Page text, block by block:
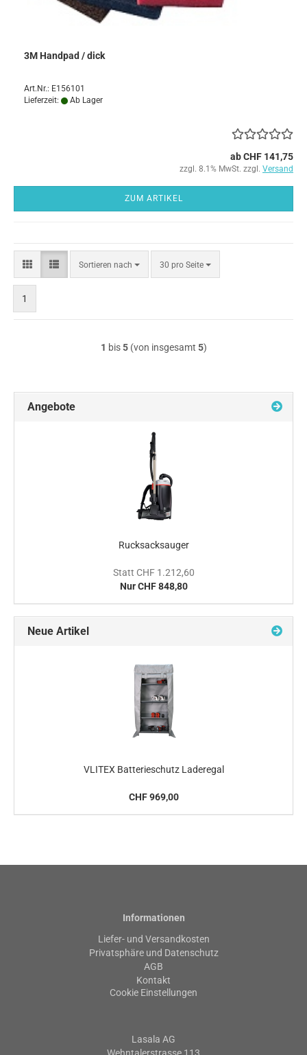
3M Handpad / dick
Art.Nr.: E156101
Lieferzeit:
Ab Lager
ab CHF 141,75
zzgl. 8.1% MwSt. zzgl. Versand
ZUM ARTIKEL
Sortieren nach
Sortieren
nach
30 pro Seite
pro Seite
1
1 bis5(von insgesamt 5)
Angebote
Rucksacksauger
Statt CHF 1.212,60
Nur CHF 848,80
Neue Artikel
VLITEX Batterieschutz Laderegal
CHF 969,00
Informationen
Liefer- und Versandkosten
Privatsphäre und Datenschutz
AGB
Kontakt
Cookie Einstellungen
Lasala AG